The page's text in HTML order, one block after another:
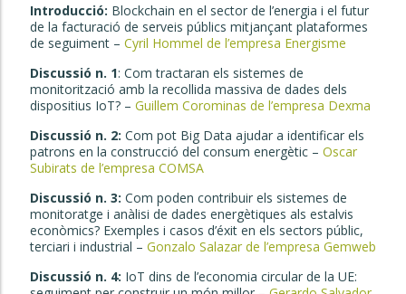
Introducció: Blockchain en el sector de l’energia i el futur
de la facturació de serveis públics mitjançant plataformes
de seguiment – Cyril Hommel de l’empresa Energisme
Discussió n. 1: Com tractaran els sistemes de
monitorització amb la recollida massiva de dades dels
dispositius IoT? – Guillem Corominas de l’empresa Dexma
Discussió n. 2: Com pot Big Data ajudar a identificar els
patrons en la construcció del consum energètic – Oscar
Subirats de l’empresa COMSA
Discussió n. 3: Com poden contribuir els sistemes de
monitoratge i anàlisi de dades energètiques als estalvis
econòmics? Exemples i casos d’éxit en els sectors públic,
terciari i industrial – Gonzalo Salazar de l’empresa Gemweb
Discussió n. 4: IoT dins de l’economia circular de la UE: